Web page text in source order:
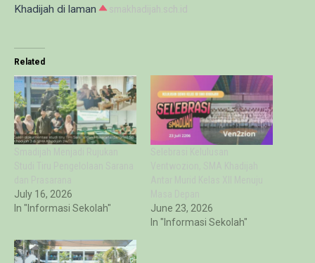
Khadijah di laman
smakhadijah.sch.id
Related
July 16, 2026
In "Informasi Sekolah"
June 23, 2026
In "Informasi Sekolah"